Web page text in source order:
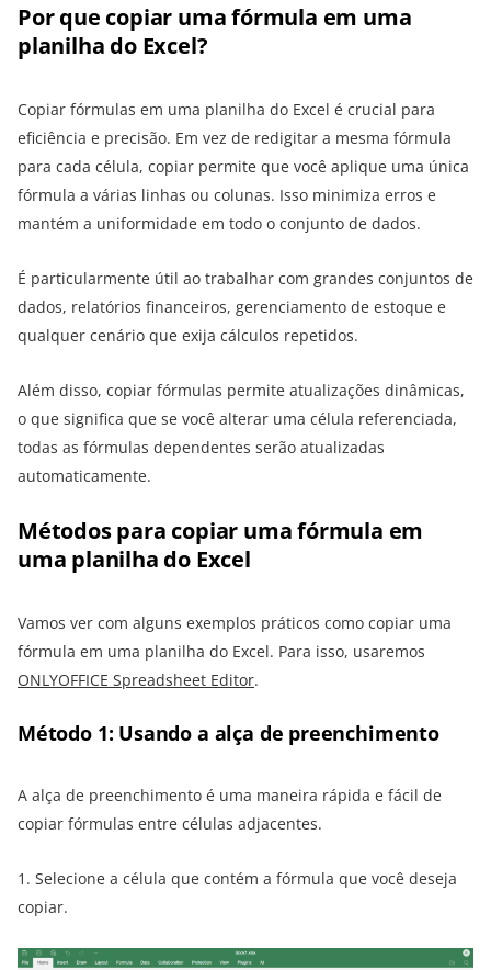
Por que copiar uma fórmula em uma
planilha do Excel?
Copiar fórmulas em uma planilha do Excel é crucial para
eficiência e precisão. Em vez de redigitar a mesma fórmula
para cada célula, copiar permite que você aplique uma única
fórmula a várias linhas ou colunas. Isso minimiza erros e
mantém a uniformidade em todo o conjunto de dados.
É particularmente útil ao trabalhar com grandes conjuntos de
dados, relatórios financeiros, gerenciamento de estoque e
qualquer cenário que exija cálculos repetidos.
Além disso, copiar fórmulas permite atualizações dinâmicas,
o que significa que se você alterar uma célula referenciada,
todas as fórmulas dependentes serão atualizadas
automaticamente.
Métodos para copiar uma fórmula em
uma planilha do Excel
Vamos ver com alguns exemplos práticos como copiar uma
fórmula em uma planilha do Excel. Para isso, usaremos
ONLYOFFICE Spreadsheet Editor.
Método 1: Usando a alça de preenchimento
A alça de preenchimento é uma maneira rápida e fácil de
copiar fórmulas entre células adjacentes.
1. Selecione a célula que contém a fórmula que você deseja
copiar.